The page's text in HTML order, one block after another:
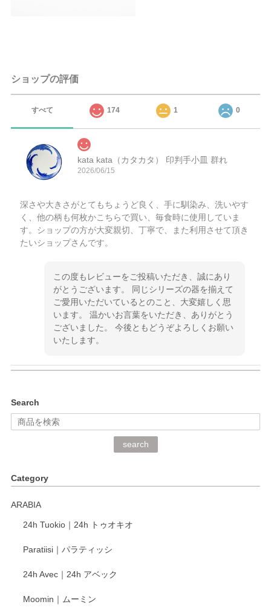
ショップの評価
すべて 174 1 0
kata kata（カタカタ） 印判手小皿 群れ
2026/06/15
深さや大きさがとてもちょうど良く、手に馴染み、洗いやす
く、他の柄も何枚かこちらで買い、毎食時に使用していま
す。ショップの方が大変親切、丁寧で、また利用させて頂き
たいショップさんです。
この度もレビューをご投稿いただき、誠にあり
がとうございます。 同じシリーズの器を揃えて
ご愛用いただいているとのこと、大変嬉しく思
います。 温かいお言葉をいただき、ありがとう
ございました。 今後ともどうぞよろしくお願い
いたします。
深さや大きさがとてもちょうど良く、手に馴染み、洗いやす
く、他の柄も何枚かこちらで買い、毎食時に使用していま
く交換して下さいました。
がとうございます。 同じシリーズの器を揃えて
います。 温かいお言葉をいただき、ありがとう
いたします。
Search
search
Category
ARABIA
24h Tuokio｜24h トゥオキオ
Paratiisi｜パラティッシ
24h Avec｜24h アベック
Moomin｜ムーミン